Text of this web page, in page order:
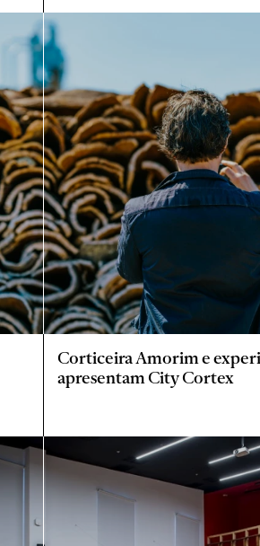
Corticeira Amorim e
apresentam City Cortex